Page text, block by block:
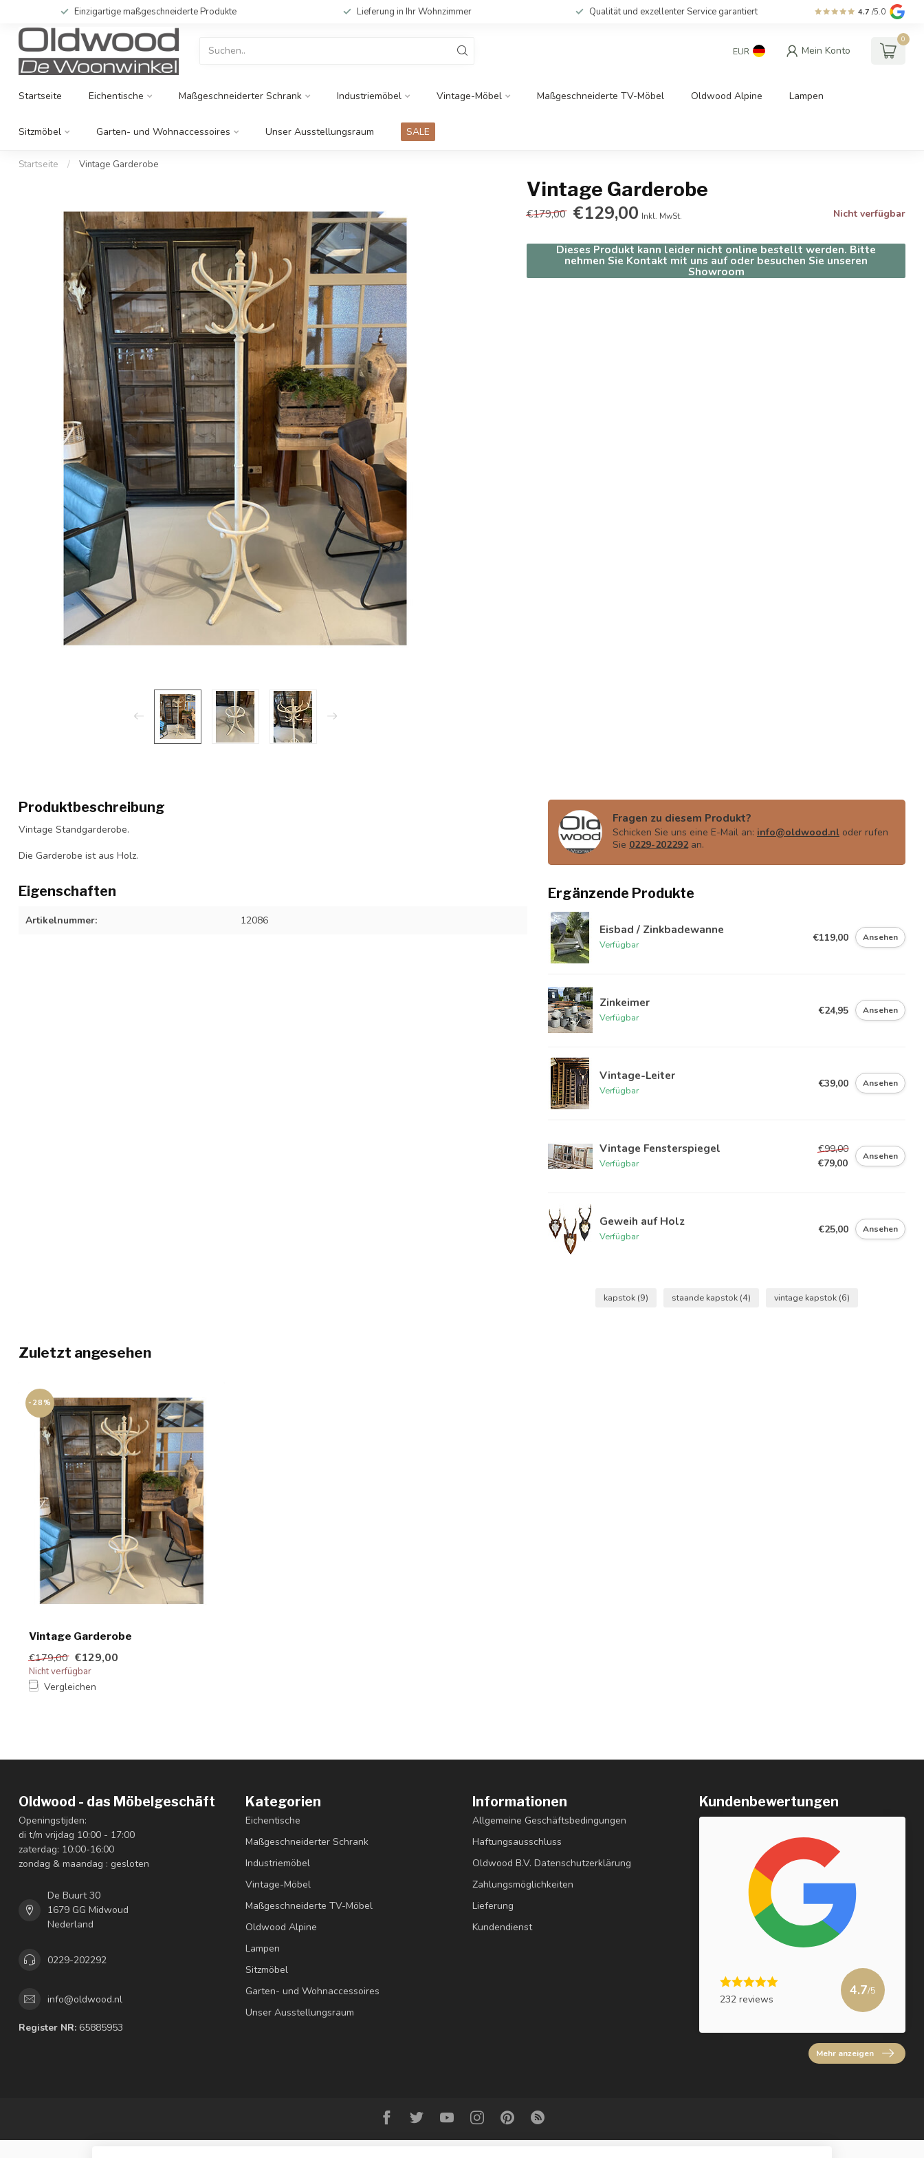
Einzigartige maßgeschneiderte Produkte Lieferung in Ihr Wohnzimmer Qualität und exzellenter Service garantiert 4.7 /5.0
EUR Mein Konto
0
Startseite Eichentische Maßgeschneiderter Schrank Industriemöbel Vintage-Möbel Maßgeschneiderte TV-Möbel Oldwood Alpine Lampen
Sitzmöbel Garten- und Wohnaccessoires Unser Ausstellungsraum SALE
Startseite / Vintage Garderobe
Vintage Garderobe
€179,00 €129,00 Inkl. MwSt. Nicht verfügbar
Dieses Produkt kann leider nicht online bestellt werden. Bitte
nehmen Sie Kontakt mit uns auf oder besuchen Sie unseren
Showroom
Produktbeschreibung
Vintage Standgarderobe.
Die Garderobe ist aus Holz.
Eigenschaften
Artikelnummer: 12086
Fragen zu diesem Produkt?
Schicken Sie uns eine E-Mail an: info@oldwood.nl oder rufen
Sie 0229-202292an.
Ergänzende Produkte
Eisbad / Zinkbadewanne
Verfügbar
€119,00 Ansehen
Zinkeimer
Verfügbar
€24,95 Ansehen
Vintage-Leiter
Verfügbar
€39,00 Ansehen
Vintage Fensterspiegel
Verfügbar
€99,00
€79,00
Ansehen
Geweih auf Holz
Verfügbar
€25,00 Ansehen
kapstok (9) staande kapstok (4) vintage kapstok (6)
Zuletzt angesehen
-28%
Vintage Garderobe
€179,00 €129,00
Nicht verfügbar
Vergleichen
Oldwood - das Möbelgeschäft
Openingstijden:
di t/m vrijdag 10:00 - 17:00
zaterdag: 10:00-16:00
zondag & maandag : gesloten
De Buurt 30
1679 GG Midwoud
Nederland
0229-202292
info@oldwood.nl
Register NR: 65885953
Kategorien
Eichentische
Maßgeschneiderter Schrank
Industriemöbel
Vintage-Möbel
Maßgeschneiderte TV-Möbel
Oldwood Alpine
Lampen
Sitzmöbel
Garten- und Wohnaccessoires
Unser Ausstellungsraum
Informationen
Allgemeine Geschäftsbedingungen
Haftungsausschluss
Oldwood B.V. Datenschutzerklärung
Zahlungsmöglichkeiten
Lieferung
Kundendienst
Kundenbewertungen
232 reviews
4.7/5
Mehr anzeigen